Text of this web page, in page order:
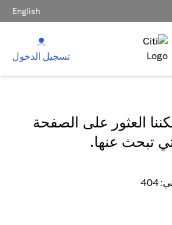
English
تسجيل الدخول
العثور على الصفحة
تبحث عنها.